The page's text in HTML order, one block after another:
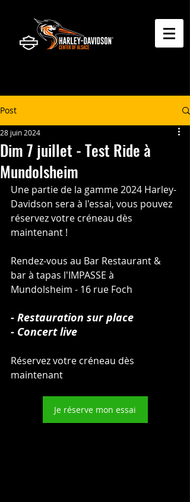
Post
Dim 7 juillet - Test Ride à
Mundolsheim
28 juin 2024
Une partie de la gamme 2024 Harley-
Davidson sera à l'essai, vous pouvez
réservez votre créneau dès
maintenant !
Rendez-vous au Bar Restaurant &
bar à tapas l'IMPASSE à
Mundolsheim - 16 rue Foch
- Restauration sur place
- Concert live
Réservez votre créneau dès
maintenant
Je réserve mon essai